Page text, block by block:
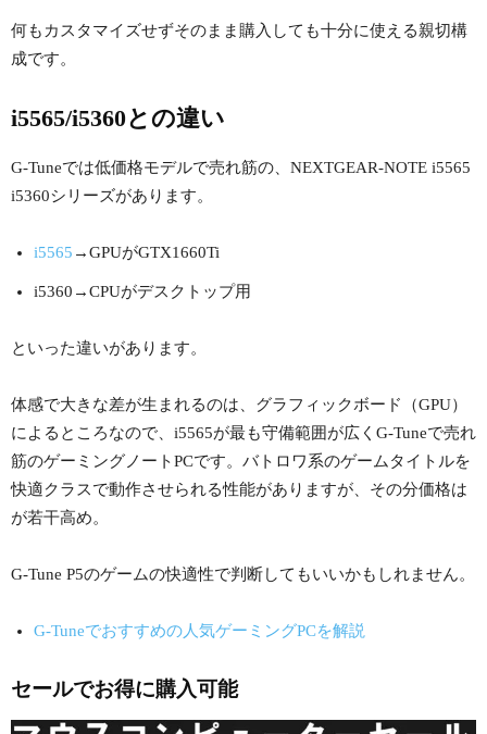
何もカスタマイズせずそのまま購入しても十分に使える親切構
成です。
i5565/i5360との違い
G-Tuneでは低価格モデルで売れ筋の、NEXTGEAR-NOTE i5565
i5360シリーズがあります。
i5565 →GPUがGTX1660Ti
i5360→CPUがデスクトップ用
といった違いがあります。
体感で大きな差が生まれるのは、グラフィックボード（GPU）
によるところなので、i5565が最も守備範囲が広くG-Tuneで売れ
筋のゲーミングノートPCです。バトロワ系のゲームタイトルを
快適クラスで動作させられる性能がありますが、その分価格は
が若干高め。
G-Tune P5のゲームの快適性で判断してもいいかもしれません。
G-Tuneでおすすめの人気ゲーミングPCを解説
セールでお得に購入可能